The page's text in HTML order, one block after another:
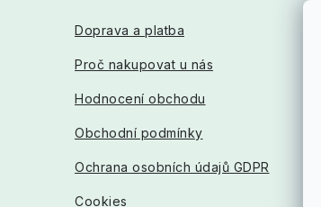
Doprava a platba
Proč nakupovat u nás
Hodnocení obchodu
Obchodní podmínky
Ochrana osobních údajů GDPR
Cookies